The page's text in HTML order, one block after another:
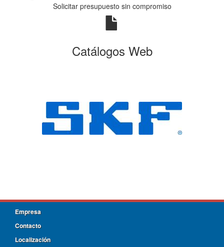
Solicitar presupuesto sin compromiso
Catálogos Web
Empresa
Contacto
Localización